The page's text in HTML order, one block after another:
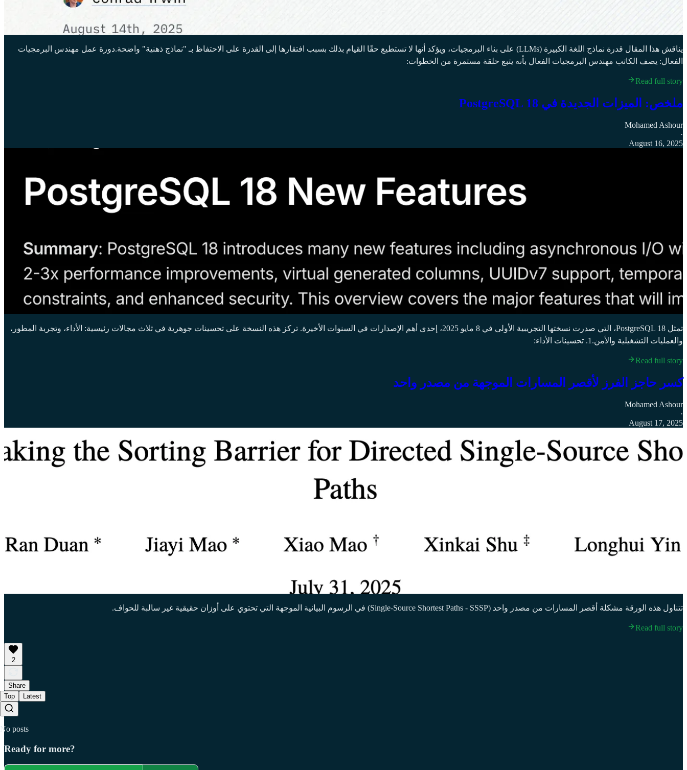
يناقش هذا المقال قدرة نماذج اللغة الكبيرة (LLMs) على بناء البرمجيات، ويؤكد أنها لا تستطيع حقًا القيام بذلك بسبب افتقارها إلى القدرة على الاحتفاظ بـ "نماذج ذهنية" واضحة.دورة عمل مهندس البرمجيات
الفعال: يصف الكاتب مهندس البرمجيات الفعال بأنه يتبع حلقة مستمرة من الخطوات:
Read full story
ملخص: الميزات الجديدة في PostgreSQL 18
Mohamed Ashour
·
August 16, 2025
تمثل PostgreSQL 18، التي صدرت نسختها التجريبية الأولى في 8 مايو 2025، إحدى أهم الإصدارات في السنوات الأخيرة. تركز هذه النسخة على تحسينات جوهرية في ثلاث مجالات رئيسية: الأداء، وتجربة المطور،
والعمليات التشغيلية والأمن.1. تحسينات الأداء:
Read full story
كسر حاجز الفرز لأقصر المسارات الموجهة من مصدر واحد
Mohamed Ashour
·
August 17, 2025
تتناول هذه الورقة مشكلة أقصر المسارات من مصدر واحد (Single-Source Shortest Paths - SSSP) في الرسوم البيانية الموجهة التي تحتوي على أوزان حقيقية غير سالبة للحواف.
Read full story
2
Share
Top
Latest
No posts
Ready for more?